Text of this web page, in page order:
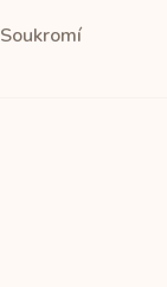
Soukromí